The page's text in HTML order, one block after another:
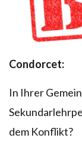
Condorcet:
In Ihrer
dem Konflikt?